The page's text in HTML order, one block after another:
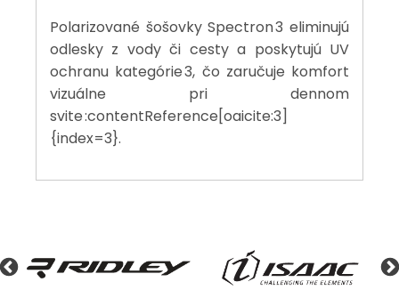
Polarizované šošovky Spectron 3 eliminujú
odlesky z vody či cesty a poskytujú UV
ochranu kategórie 3, čo zaručuje komfort
vizuálne pri dennom
svite :contentReference[oaicite:3]
{index=3}.